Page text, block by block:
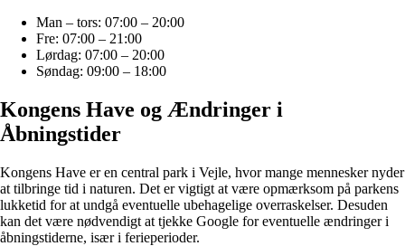
Man – tors: 07:00 – 20:00
Fre: 07:00 – 21:00
Lørdag: 07:00 – 20:00
Søndag: 09:00 – 18:00
Kongens Have og Ændringer i
Åbningstider
Kongens Have er en central park i Vejle, hvor mange mennesker nyder
at tilbringe tid i naturen. Det er vigtigt at være opmærksom på parkens
lukketid for at undgå eventuelle ubehagelige overraskelser. Desuden
kan det være nødvendigt at tjekke Google for eventuelle ændringer i
åbningstiderne, især i ferieperioder.